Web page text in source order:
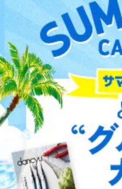
当社は、取得した個人
本人の同意を得ること
ません。ただし、次の
法令に基づく場合
人の生命､身体または
場合であって、本人
き。
公衆衛生の向上また
に特に必要がある場
とが困難である場合。
国の機関もしくは地
た者が法令の定める
する必要がある場合
により当該事務の遂
き。
ご利用
アフィリエイト
プレスリリース
利用規約プライバシーポリシー 特定
投資家の